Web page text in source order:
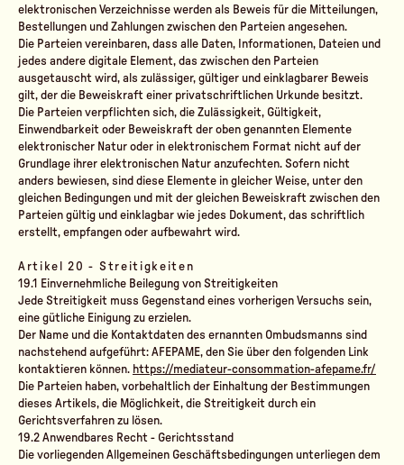
elektronischen Verzeichnisse werden als Beweis für die Mitteilungen,
Bestellungen und Zahlungen zwischen den Parteien angesehen.
Die Parteien vereinbaren, dass alle Daten, Informationen, Dateien und
jedes andere digitale Element, das zwischen den Parteien
ausgetauscht wird, als zulässiger, gültiger und einklagbarer Beweis
gilt, der die Beweiskraft einer privatschriftlichen Urkunde besitzt.
Die Parteien verpflichten sich, die Zulässigkeit, Gültigkeit,
Einwendbarkeit oder Beweiskraft der oben genannten Elemente
elektronischer Natur oder in elektronischem Format nicht auf der
Grundlage ihrer elektronischen Natur anzufechten. Sofern nicht
anders bewiesen, sind diese Elemente in gleicher Weise, unter den
gleichen Bedingungen und mit der gleichen Beweiskraft zwischen den
Parteien gültig und einklagbar wie jedes Dokument, das schriftlich
erstellt, empfangen oder aufbewahrt wird.
Artikel 20 - Streitigkeiten
19.1 Einvernehmliche Beilegung von Streitigkeiten
Jede Streitigkeit muss Gegenstand eines vorherigen Versuchs sein,
eine gütliche Einigung zu erzielen.
Der Name und die Kontaktdaten des ernannten Ombudsmanns sind
nachstehend aufgeführt: AFEPAME, den Sie über den folgenden Link
kontaktieren können. https://mediateur-consommation-afepame.fr/
Die Parteien haben, vorbehaltlich der Einhaltung der Bestimmungen
dieses Artikels, die Möglichkeit, die Streitigkeit durch ein
Gerichtsverfahren zu lösen.
19.2 Anwendbares Recht - Gerichtsstand
Die vorliegenden Allgemeinen Geschäftsbedingungen unterliegen dem